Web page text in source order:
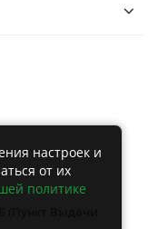
(Пункт Выдачи
настроек и
от их
политике